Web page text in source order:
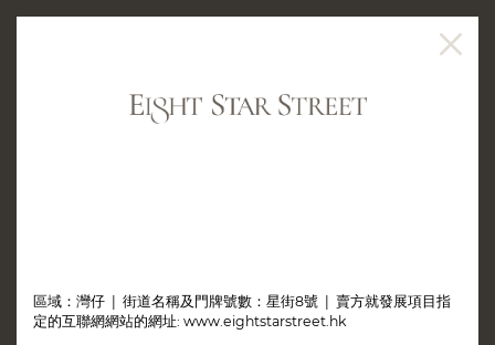
區域：灣仔 | 街道名稱及門牌號數：星街8號 | 賣方就發展項目指
定的互聯網網站的網址: www.eightstarstreet.hk